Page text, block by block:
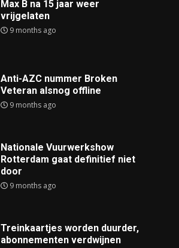
Max B na 15 jaar weer
vrijgelaten
9 months ago
Anti-AZC nummer Broken
Veteran alsnog offline
9 months ago
Nationale Vuurwerkshow
Rotterdam gaat definitief niet
door
9 months ago
Treinkaartjes worden duurder,
abonnementen verdwijnen